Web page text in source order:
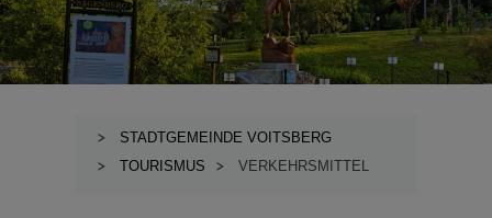
STADTGEMEINDE VOITSBERG
TOURISMUS
VERKEHRSMITTEL